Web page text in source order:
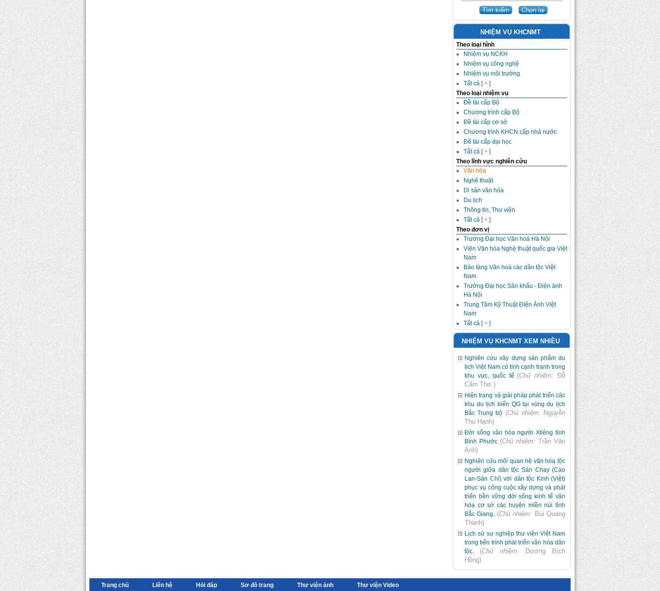
NHIỆM VỤ KHCNMT
Theo loại hình
Nhiệm vụ NCKH
Nhiệm vụ công nghệ
Nhiệm vụ môi trường
Tất cả [+ ]
Theo loại nhiệm vụ
Đề tài cấp Bộ
Chương trình cấp Bộ
Đề tài cấp cơ sở
Chương trình KHCN cấp nhà nước
Đề tài cấp đại học
Tất cả [+ ]
Theo lĩnh vực nghiên cứu
Văn hóa
Nghệ thuật
Di sản văn hóa
Du lịch
Thông tin, Thư viện
Tất cả [+ ]
Theo đơn vị
Trường Đại học Văn hoá Hà Nội
Viện Văn hóa Nghệ thuật quốc gia Việt
Nam
Bảo tàng Văn hoá các dân tộc Việt
Nam
Trường Đại học Sân khấu - Điện ảnh
Hà Nội
Trung Tâm Kỹ Thuật Điện Ảnh Việt
Nam
Tất cả [+ ]
NHIỆM VỤ KHCNMT XEM NHIỀU
Nghiên cứu xây dựng sản phẩm du
lịch Việt Nam có tính cạnh tranh trong
khu vực, quốc tế (Chủ nhiệm:
Đỗ
Cẩm Thơ )
Hiện trạng và giải pháp phát triển các
khu du lịch biển QG tại vùng du lịch
Bắc Trung bộ (Chủ nhiệm: Nguyễn
Thu Hạnh)
Đời sống văn hóa người Xtiêng tỉnh
Bình Phước (Chủ nhiệm: Trần Văn
Ánh)
Nghiên cứu mối quan hệ văn hóa tộc
người giữa dân tộc Sán Chay (Cao
Lan-Sán Chí) với dân tộc Kinh (Việt)
phục vụ công cuộc xây dựng và phát
triển bền vững đời sống kinh tế văn
hóa cơ sở các huyện miền núi tỉnh
Bắc Giang. (Chủ nhiệm: Bùi Quang
Thanh)
Lịch sử sự nghiệp thư viện Việt Nam
trong tiến trình phát triển văn hóa dân
tộc.
(Chủ nhiệm:
Dương Bích
Hồng)
Trang chủ Liên hệ Hỏi đáp Sơ đồ trang Thư viện ảnh Thư viện Video